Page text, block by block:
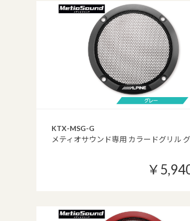
KTX-MSG-G
メティオサウンド専用 カラードグリル
￥